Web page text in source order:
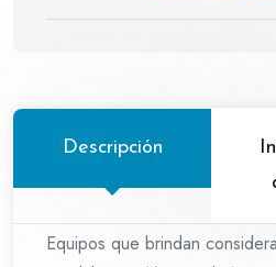
Descripción
Equipos que brindan